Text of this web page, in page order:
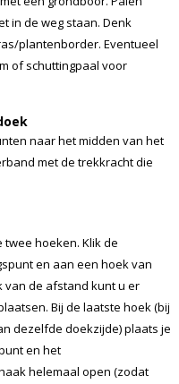
in de weg staan. Denk
plantenborder. Eventueel
of schuttingpaal voor
naar het midden van het
met de trekkracht die
hoeken. Klik de
en aan een hoek van
de afstand kunt u er
Bij de laatste hoek (bij
dezelfde doekzijde) plaats je
en het
helemaal open (zodat